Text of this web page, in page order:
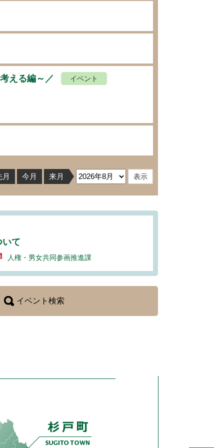
える編～／ イベント
月 今月 来月
いて
人権・男女共同参画推進課
イベント検索